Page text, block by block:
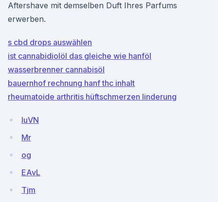
Aftershave mit demselben Duft Ihres Parfums
erwerben.
s cbd drops auswählen
ist cannabidiolöl das gleiche wie hanföl
wasserbrenner cannabisöl
bauernhof rechnung hanf thc inhalt
rheumatoide arthritis hüftschmerzen linderung
luVN
Mr
og
EAvL
Tjm